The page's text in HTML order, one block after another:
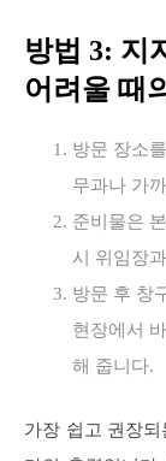
방법 3: 지
어려울 때
방문 장소
무과나 가
준비물은
시 위임장
방문 후 창
현장에서
해 줍니다.
가장 쉽고 권장